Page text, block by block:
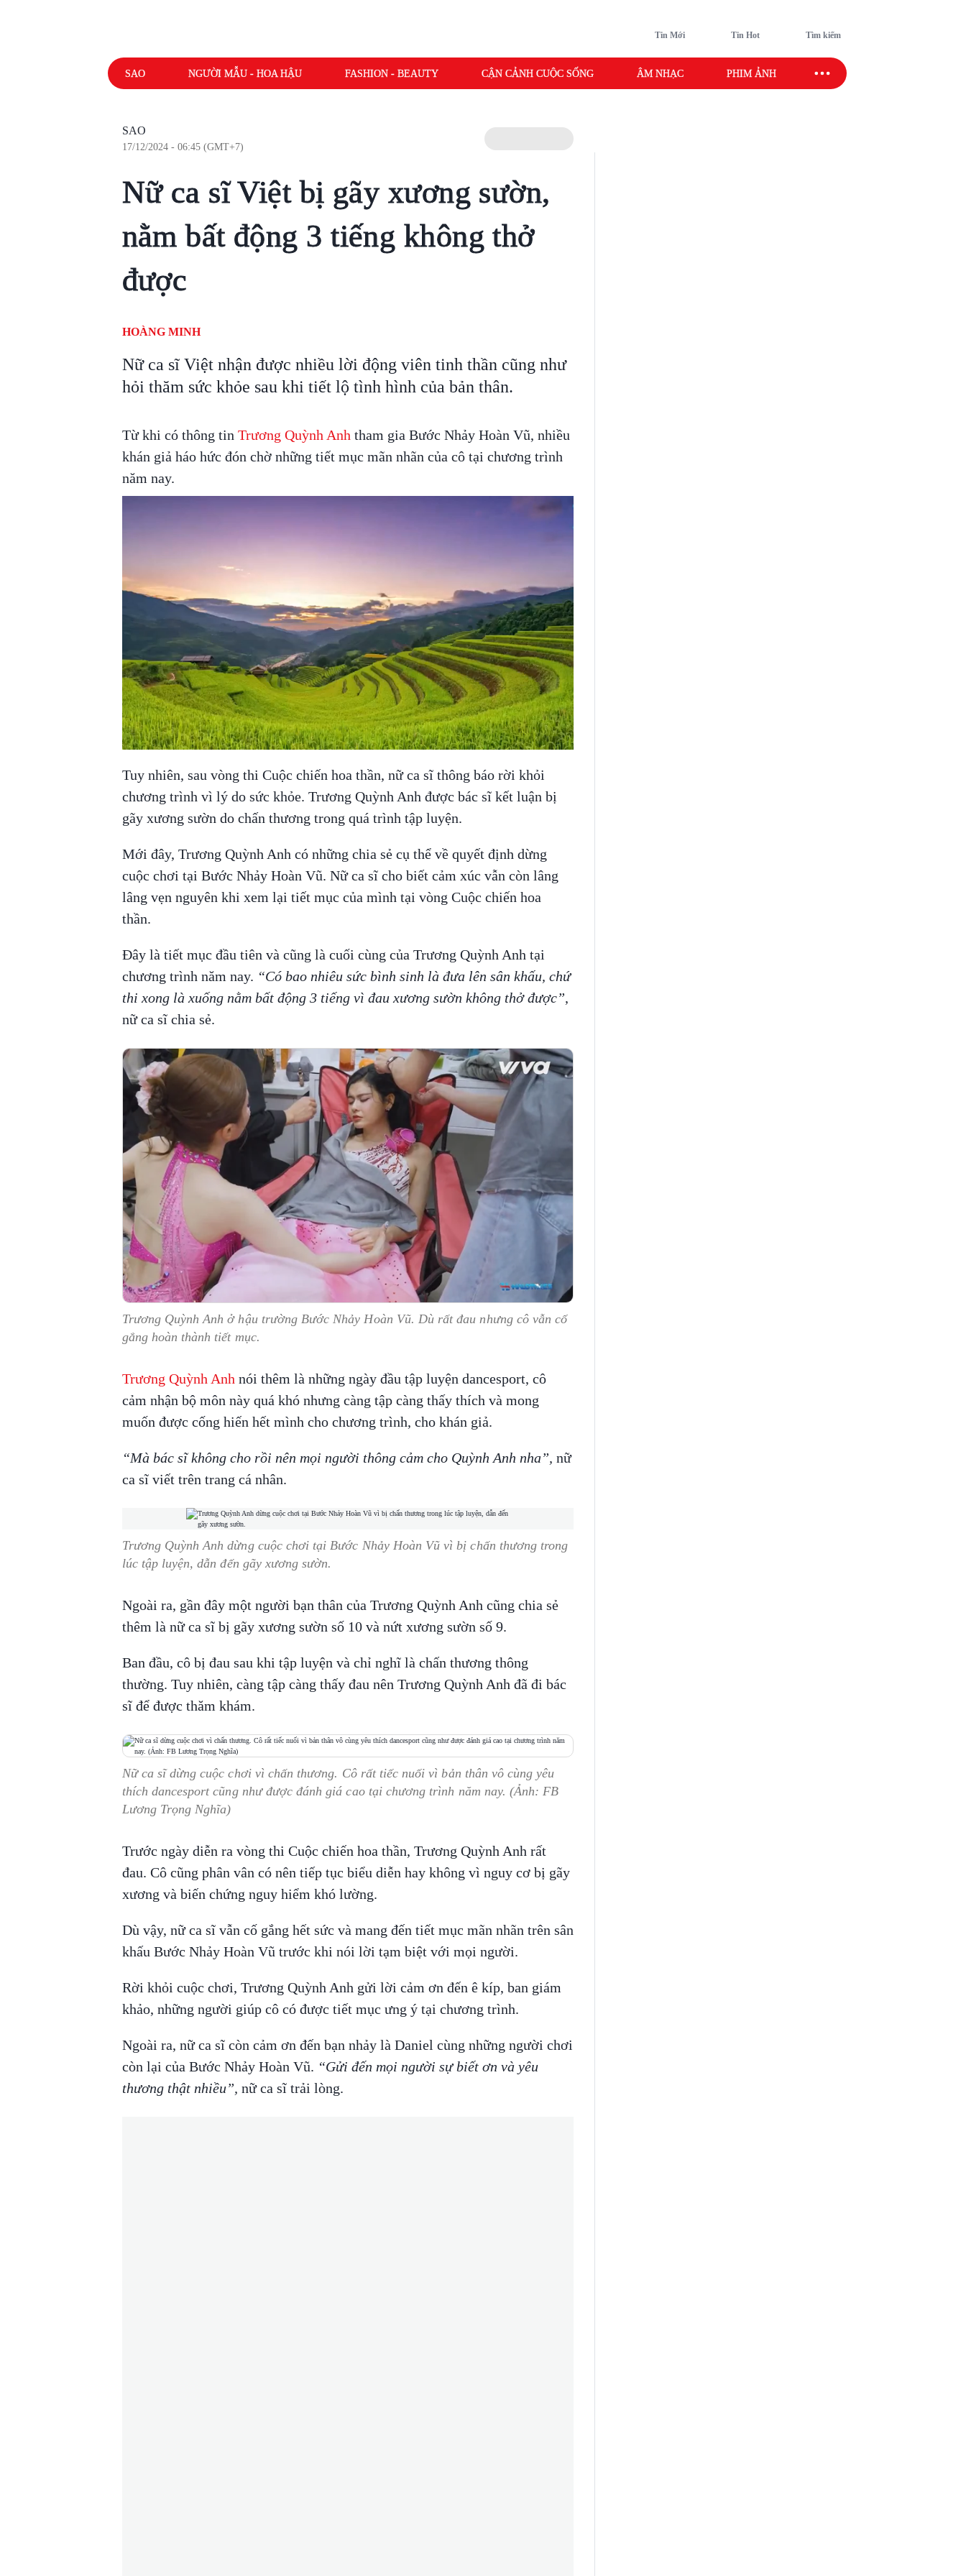
Tin Mới Tin Hot Tìm kiếm
SAO NGƯỜI MẪU - HOA HẬU FASHION - BEAUTY CẬN CẢNH CUỘC SỐNG ÂM NHẠC PHIM ẢNH SAO SPORT
SAO
17/12/2024 - 06:45 (GMT+7)
Nữ ca sĩ Việt bị gãy xương sườn,
nằm bất động 3 tiếng không thở
được
HOÀNG MINH
Nữ ca sĩ Việt nhận được nhiều lời động viên tinh thần cũng như
hỏi thăm sức khỏe sau khi tiết lộ tình hình của bản thân.
Từ khi có thông tin Trương Quỳnh Anh tham gia Bước Nhảy Hoàn Vũ, nhiều
khán giả háo hức đón chờ những tiết mục mãn nhãn của cô tại chương trình
năm nay.
Tuy nhiên, sau vòng thi Cuộc chiến hoa thần, nữ ca sĩ thông báo rời khỏi
chương trình vì lý do sức khỏe. Trương Quỳnh Anh được bác sĩ kết luận bị
gãy xương sườn do chấn thương trong quá trình tập luyện.
Mới đây, Trương Quỳnh Anh có những chia sẻ cụ thể về quyết định dừng
cuộc chơi tại Bước Nhảy Hoàn Vũ. Nữ ca sĩ cho biết cảm xúc vẫn còn lâng
lâng vẹn nguyên khi xem lại tiết mục của mình tại vòng Cuộc chiến hoa
thần.
Đây là tiết mục đầu tiên và cũng là cuối cùng của Trương Quỳnh Anh tại
chương trình năm nay. “Có bao nhiêu sức bình sinh là đưa lên sân khấu, chứ
thi xong là xuống nằm bất động 3 tiếng vì đau xương sườn không thở được”,
nữ ca sĩ chia sẻ.
Trương Quỳnh Anh ở hậu trường Bước Nhảy Hoàn Vũ. Dù rất đau nhưng cô vẫn cố
gắng hoàn thành tiết mục.
Trương Quỳnh Anh nói thêm là những ngày đầu tập luyện dancesport, cô
cảm nhận bộ môn này quá khó nhưng càng tập càng thấy thích và mong
muốn được cống hiến hết mình cho chương trình, cho khán giả.
“Mà bác sĩ không cho rồi nên mọi người thông cảm cho Quỳnh Anh nha”, nữ
ca sĩ viết trên trang cá nhân.
Trương Quỳnh Anh dừng cuộc chơi tại Bước Nhảy Hoàn Vũ vì bị chấn thương trong
lúc tập luyện, dẫn đến gãy xương sườn.
Ngoài ra, gần đây một người bạn thân của Trương Quỳnh Anh cũng chia sẻ
thêm là nữ ca sĩ bị gãy xương sườn số 10 và nứt xương sườn số 9.
Ban đầu, cô bị đau sau khi tập luyện và chỉ nghĩ là chấn thương thông
thường. Tuy nhiên, càng tập càng thấy đau nên Trương Quỳnh Anh đã đi bác
sĩ để được thăm khám.
Nữ ca sĩ dừng cuộc chơi vì chấn thương. Cô rất tiếc nuối vì bản thân vô cùng yêu
thích dancesport cũng như được đánh giá cao tại chương trình năm nay. (Ảnh: FB
Lương Trọng Nghĩa)
Trước ngày diễn ra vòng thi Cuộc chiến hoa thần, Trương Quỳnh Anh rất
đau. Cô cũng phân vân có nên tiếp tục biểu diễn hay không vì nguy cơ bị gãy
xương và biến chứng nguy hiểm khó lường.
Dù vậy, nữ ca sĩ vẫn cố gắng hết sức và mang đến tiết mục mãn nhãn trên sân
khấu Bước Nhảy Hoàn Vũ trước khi nói lời tạm biệt với mọi người.
Rời khỏi cuộc chơi, Trương Quỳnh Anh gửi lời cảm ơn đến ê kíp, ban giám
khảo, những người giúp cô có được tiết mục ưng ý tại chương trình.
Ngoài ra, nữ ca sĩ còn cảm ơn đến bạn nhảy là Daniel cùng những người chơi
còn lại của Bước Nhảy Hoàn Vũ. “Gửi đến mọi người sự biết ơn và yêu
thương thật nhiều”, nữ ca sĩ trải lòng.